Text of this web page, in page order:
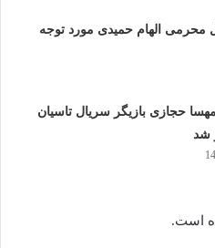
محرمی الهام حمیدی مورد توجه
حجازی بازیگر سریال تاسیان
شد
است.